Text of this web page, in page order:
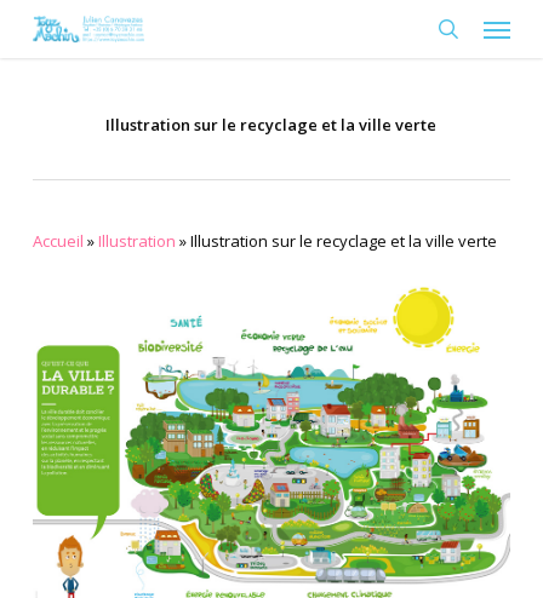
Menu
Illustration sur le recyclage et la ville verte
Accueil » Illustration »Illustration sur le recyclage et la ville verte